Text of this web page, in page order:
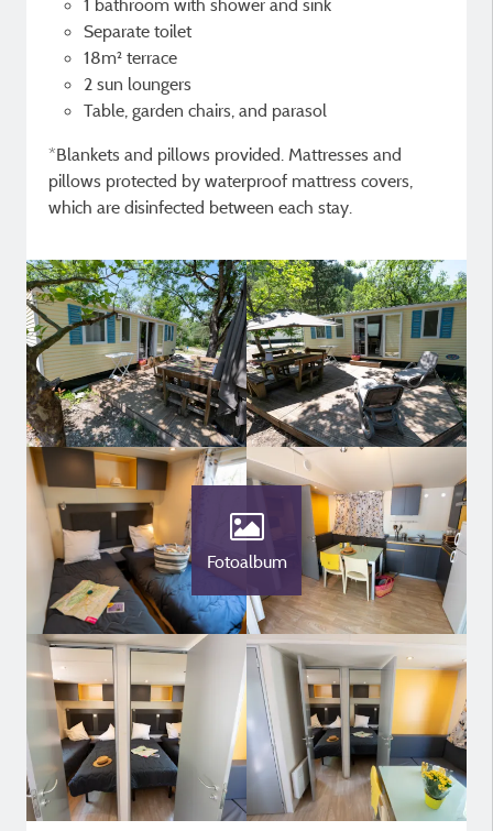
1 bathroom with shower and sink
Separate toilet
18m² terrace
2 sun loungers
Table, garden chairs, and parasol
*Blankets and pillows provided. Mattresses and
pillows protected by waterproof mattress covers,
which are disinfected between each stay.
Fotoalbum